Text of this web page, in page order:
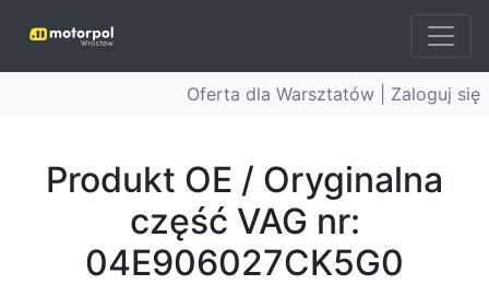
Oferta dla Warsztatów | Zaloguj się
Produkt OE / Oryginalna
część VAG nr:
04E906027CK5G0